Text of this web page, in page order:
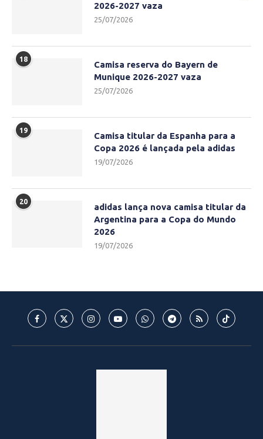
2026-2027 vaza
25/07/2026
18
Camisa reserva do Bayern de
Munique 2026-2027 vaza
25/07/2026
19
Camisa titular da Espanha para a
Copa 2026 é lançada pela adidas
19/07/2026
20
adidas lança nova camisa titular da
Argentina para a Copa do Mundo
2026
19/07/2026